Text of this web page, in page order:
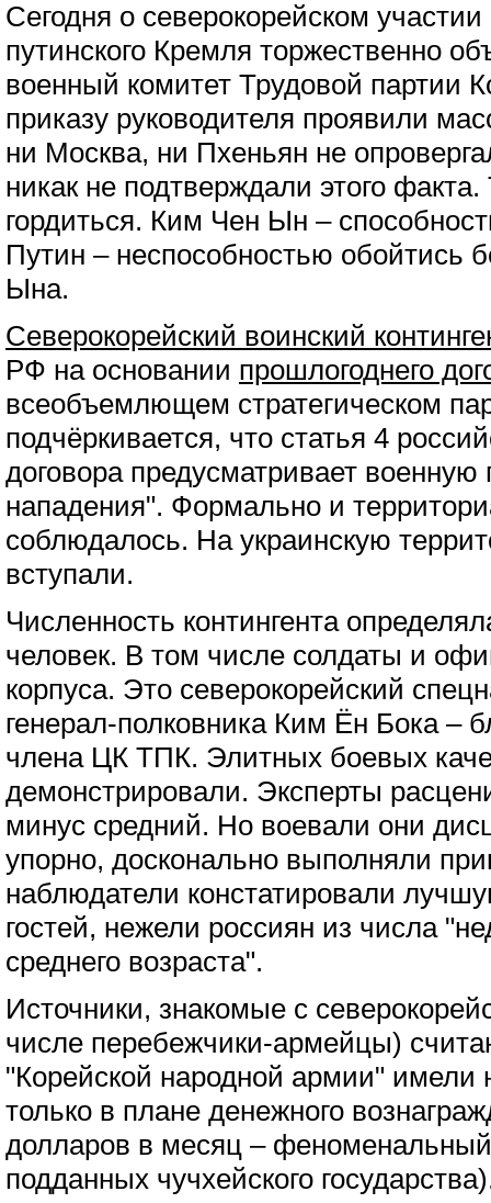
Сегодня о северокорейском
путинского Кремля торжественно
военный комитет Трудовой партии
приказу руководителя проявили
ни Москва, ни Пхеньян не
никак не подтверждали этого
гордиться. Ким Чен Ын –
Путин – неспособностью обойтись
Ына.
Северокорейский воинский
РФ на основании прошлогоднего
всеобъемлющем стратегическом
подчёркивается, что статья 4
договора предусматривает
нападения". Формально и
соблюдалось. На украинскую
вступали.
Численность контингента
человек. В том числе солдаты и
корпуса. Это северокорейский
генерал-полковника Ким Ён Бока –
члена ЦК ТПК. Элитных боевых
демонстрировали. Эксперты
минус средний. Но воевали они
упорно, досконально выполняли
наблюдатели констатировали
гостей, нежели россиян из числа
среднего возраста".
Источники, знакомые с
числе перебежчики-армейцы)
"Корейской народной армии" имели
только в плане денежного
долларов в месяц – феноменальный
подданных чучхейского